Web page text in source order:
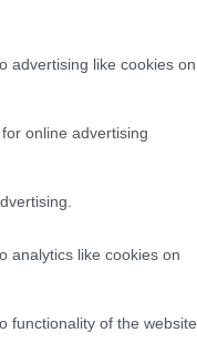
advertising like cookies on
online advertising
analytics like cookies on
functionality of the website
teszteket